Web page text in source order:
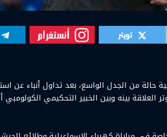
من الجدل الواسع، بعد تداول أنباء عن
بينه وبين الخبير التحكيمي الكولومبي